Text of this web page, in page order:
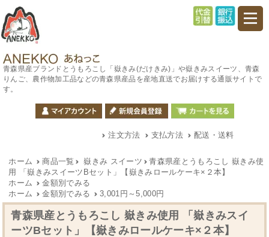
青森県産ブランドとうもろこし「嶽きみ(だけきみ)」や嶽きみスイーツ、青森
りんご、農作物加工品などの青森県産品を産地直送でお届けする通販サイトで
す。
配送・送料
支払方法
注文方法
ホーム 商品一覧 嶽きみ スイーツ
青森県産とうもろこし 嶽きみ使
用 「嶽きみスイーツBセット」【嶽きみロールケーキ×２本】
ホーム
金額別でみる
ホーム
金額別でみる 3,001円～5,000円
青森県産とうもろこし 嶽きみ使用 「嶽きみスイ
ーツBセット」【嶽きみロールケーキ×２本】